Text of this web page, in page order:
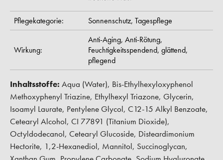
Pflegekategorie: Sonnenschutz, Tagespflege
Wirkung:
Anti-Aging, Anti-Rötung,
Feuchtigkeitsspendend, glättend,
pflegend
Inhaltsstoffe: Aqua (Water), Bis-Ethylhexyloxyphenol
Methoxyphenyl Triazine, Ethylhexyl Triazone, Glycerin,
Isoamyl Laurate, Pentylene Glycol, C12-15 Alkyl Benzoate,
Cetearyl Alcohol, CI 77891 (Titanium Dioxide),
Octyldodecanol, Cetearyl Glucoside, Disteardimonium
Hectorite, 1,2-Hexanediol, Mannitol, Succinoglycan,